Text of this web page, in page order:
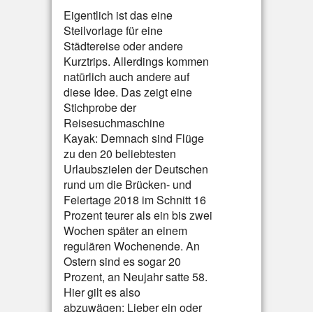
Eigentlich ist das eine
Steilvorlage für eine
Städtereise oder andere
Kurztrips. Allerdings kommen
natürlich auch andere auf
diese Idee. Das zeigt eine
Stichprobe der
Reisesuchmaschine
Kayak: Demnach sind Flüge
zu den 20 beliebtesten
Urlaubszielen der Deutschen
rund um die Brücken- und
Feiertage 2018 im Schnitt 16
Prozent teurer als ein bis zwei
Wochen später an einem
regulären Wochenende. An
Ostern sind es sogar 20
Prozent, an Neujahr satte 58.
Hier gilt es also
abzuwägen: Lieber ein oder